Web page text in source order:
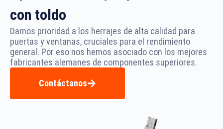
con toldo
Damos prioridad a los herrajes de alta calidad para
puertas y ventanas, cruciales para el rendimiento
general. Por eso nos hemos asociado con los mejores
fabricantes alemanes de componentes superiores.
Contáctanos